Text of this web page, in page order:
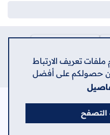
تعريف الارتباط
حصولكم على أفضل
التصفح
منصة الشامل الإلكترونية